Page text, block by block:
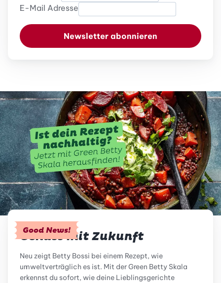
E-Mail Adresse
Newsletter abonnieren
Good News!
Genuss mit Zukunft
Neu zeigt Betty Bossi bei einem Rezept, wie
umweltverträglich es ist. Mit der Green Betty Skala
erkennst du sofort, wie deine Lieblingsgerichte